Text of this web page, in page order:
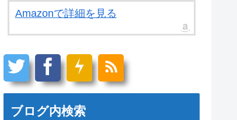
Amazonで詳細を見る
ブログ内検索